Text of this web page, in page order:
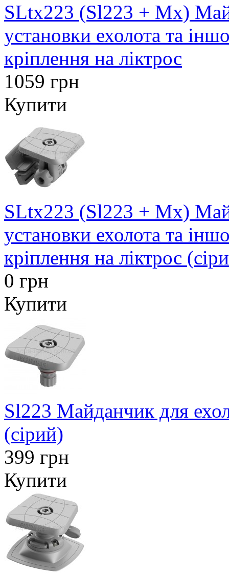
SLtx223 (Sl223 + Mx)
установки ехолота та
кріплення на ліктрос
1059 грн
Купити
SLtx223 (Sl223 + Mx)
установки ехолота та
кріплення на ліктрос
0 грн
Купити
Sl223 Майданчик для
(сірий)
399 грн
Купити